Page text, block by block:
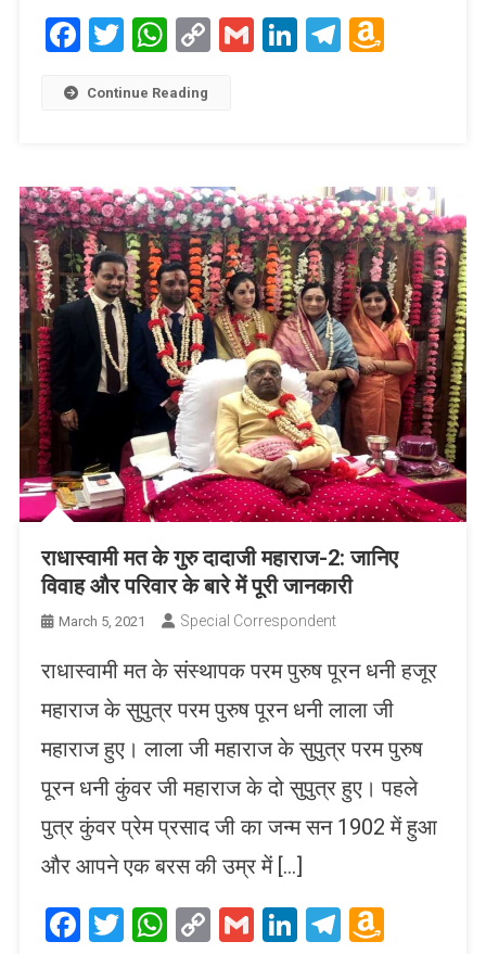
Facebook
Twitter
WhatsApp
CopyGmailLinkedIn
Telegram
Continue Reading
राधास्वामी मत के गुरु दादाजी महाराज-2: जानिए
विवाह और परिवार के बारे में पूरी जानकारी
March 5, 2021 Special Correspondent
राधास्वामी मत के संस्थापक परम पुरुष पूरन धनी हजूर
महाराज के सुपुत्र परम पुरुष पूरन धनी लाला जी
महाराज हुए। लाला जी महाराज के सुपुत्र परम पुरुष
पूरन धनी कुंवर जी महाराज के दो सुपुत्र हुए। पहले
पुत्र कुंवर प्रेम प्रसाद जी का जन्म सन 1902 में हुआ
और आपने एक बरस की उम्र में […]
Facebook
TwitterWhatsApp
CopyGmailLinkedIn
Telegram